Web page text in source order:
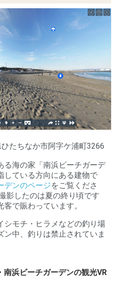
たちなか市阿字ケ浦町3266
る海の家「南浜ビーチガーデ
している方向にある建物で
デンのページをご覧くださ
影したのは夏の終り頃です
で賑わっています。
シモチ・ヒラメなどの釣り場
ン中、釣りは禁止されていま
南浜ビーチガーデンの観光VR